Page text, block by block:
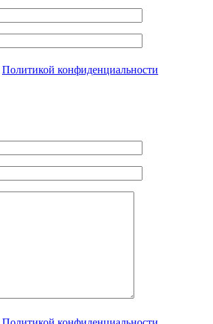
Политикой конфиденциальности